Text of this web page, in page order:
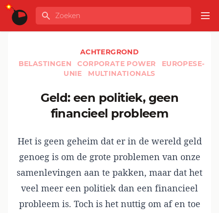
Ga naar de inhoud
GLOBALINFO
Zoeken
ACHTERGROND
BELASTINGEN
CORPORATE POWER
EUROPESE-
UNIE
MULTINATIONALS
Geld: een politiek, geen
financieel probleem
Het is geen geheim dat er in de wereld geld
genoeg is om de grote problemen van onze
samenlevingen aan te pakken, maar dat het
veel meer een politiek dan een financieel
probleem is. Toch is het nuttig om af en toe